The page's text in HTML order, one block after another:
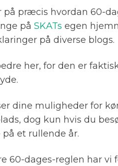
præcis hvordan 60-
på SKATs egen
på diverse blogs.
her, for den er
dine muligheder for
dog kun hvis du
et rullende år.
60-dages-reglen har vi